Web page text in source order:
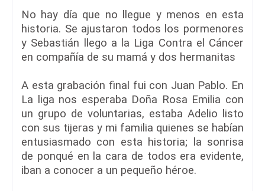
No hay día que no llegue y menos en esta
historia. Se ajustaron todos los pormenores
y Sebastián llego a la Liga Contra el Cáncer
en compañía de su mamá y dos hermanitas
A esta grabación final fui con Juan Pablo. En
La liga nos esperaba Doña Rosa Emilia con
un grupo de voluntarias, estaba Adelio listo
con sus tijeras y mi familia quienes se habían
entusiasmado con esta historia; la sonrisa
de ponqué en la cara de todos era evidente,
iban a conocer a un pequeño héroe.